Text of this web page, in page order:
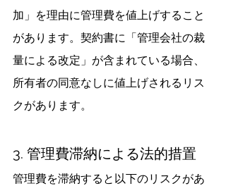
加」を理由に管理費を値上げすること
があります。契約書に「管理会社の裁
量による改定」が含まれている場合、
所有者の同意なしに値上げされるリス
クがあります。
3. 管理費滞納による法的措置
管理費を滞納すると以下のリスクがあ